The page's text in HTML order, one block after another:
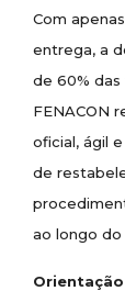
Com
entrega, a
de 60% das
FENACON
oficial, ágil
de
ao longo